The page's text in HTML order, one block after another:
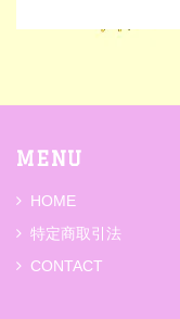
MENU
HOME
特定商取引法
CONTACT